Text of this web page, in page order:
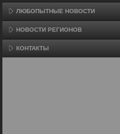
ЛЮБОПЫТНЫЕ НОВОСТИ
НОВОСТИ РЕГИОНОВ
КОНТАКТЫ